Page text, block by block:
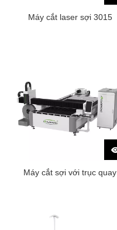
Máy cắt laser sợi 3015
Máy cắt sợi với trục quay